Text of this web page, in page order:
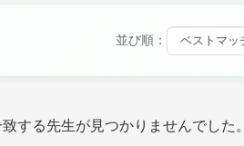
並び順：
する先生が見つかりませんでした。